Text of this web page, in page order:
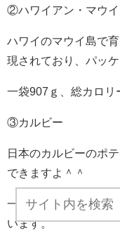
②ハワイアン・マウ
ハワイのマウイ島で
現されており、パッ
一袋907ｇ、総カロリ
③カルビー
日本のカルビーのポ
できますよ＾＾
一袋500ｇだと、総カ
います。